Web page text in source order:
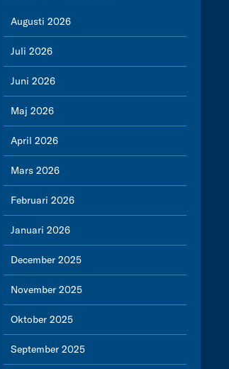
Augusti 2026
Juli 2026
Juni 2026
Maj 2026
April 2026
Mars 2026
Februari 2026
Januari 2026
December 2025
November 2025
Oktober 2025
September 2025